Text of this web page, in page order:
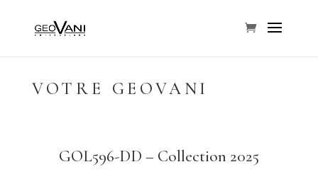
VOTRE GEOVANI
GOL596-DD – Collection 2025